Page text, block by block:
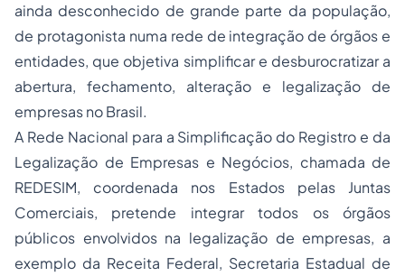
ainda desconhecido de grande parte da população,
de protagonista numa rede de integração de órgãos e
entidades, que objetiva simplificar e desburocratizar a
abertura, fechamento, alteração e legalização de
empresas no Brasil.
A Rede Nacional para a Simplificação do Registro e da
Legalização de Empresas e Negócios, chamada de
REDESIM, coordenada nos Estados pelas Juntas
Comerciais, pretende integrar todos os órgãos
públicos envolvidos na legalização de empresas, a
exemplo da Receita Federal, Secretaria Estadual de